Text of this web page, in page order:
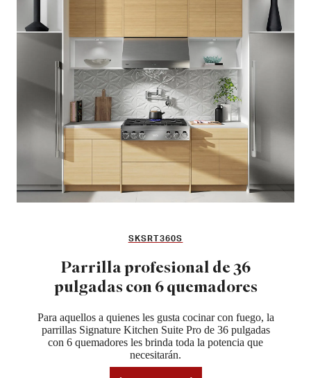
SKSRT360S
Parrilla profesional de 36
pulgadas con 6 quemadores
Para aquellos a quienes les gusta cocinar con fuego, la
parrillas Signature Kitchen Suite Pro de 36 pulgadas
con 6 quemadores les brinda toda la potencia que
necesitarán.